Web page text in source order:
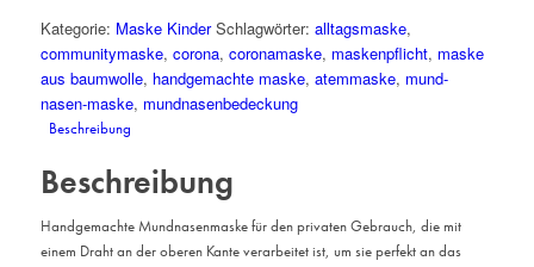
Kategorie: Maske Kinder Schlagwörter: alltagsmaske,
communitymaske, corona, coronamaske, maskenpflicht, maske
aus baumwolle, handgemachte maske, atemmaske, mund-
nasen-maske, mundnasenbedeckung
Beschreibung
Beschreibung
Handgemachte Mundnasenmaske für den privaten Gebrauch, die mit
einem Draht an der oberen Kante verarbeitet ist, um sie perfekt an das